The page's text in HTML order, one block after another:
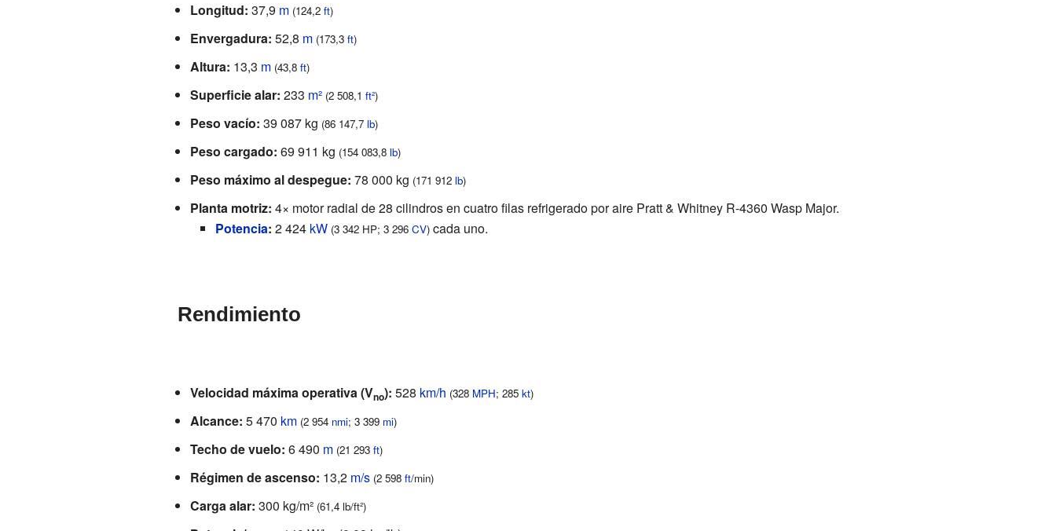
Longitud: 37,9 m (124,2 ft)
Envergadura: 52,8 m (173,3 ft)
Altura: 13,3 m (43,8 ft)
Superficie alar: 233 m² (2 508,1 ft²)
Peso vacío: 39 087 kg (86 147,7 lb)
Peso cargado: 69 911 kg (154 083,8 lb)
Peso máximo al despegue: 78 000 kg (171 912 lb)
Planta motriz: 4× motor radial de 28 cilindros en cuatro filas refrigerado por aire Pratt & Whitney R-4360 Wasp Major.
Potencia: 2 424 kW (3 342 HP; 3 296 CV)cada uno.
Rendimiento
Velocidad máxima operativa (Vno): 528 km/h (328 MPH; 285 kt)
Alcance: 5 470 km (2 954 nmi; 3 399 mi)
Techo de vuelo: 6 490 m (21 293 ft)
Régimen de ascenso: 13,2 m/s (2 598 ft/min)
Carga alar: 300 kg/m² (61,4 lb/ft²)